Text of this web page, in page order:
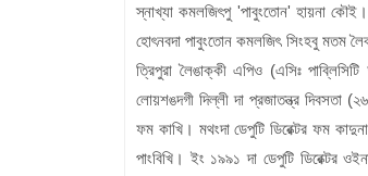
স্নাখ্যা কমলজিৎপু 'পাবুংতোন' হায়না
হোৎনবদা পাবুংতোন কমলজিৎ সিংহবু মতম
ত্রিপুরা লৈঙাক্কী এপিও (এসিঃ
লোয়শঙদগী দিল্লী দা প্রজাতন্ত্র দিবসতা
ফম কাখি। মথংদা ডেপুটি ডিরেক্টর ফম
পাংবিখি। ইং ১৯৯১ দা ডেপুটি ডিরেক্টর